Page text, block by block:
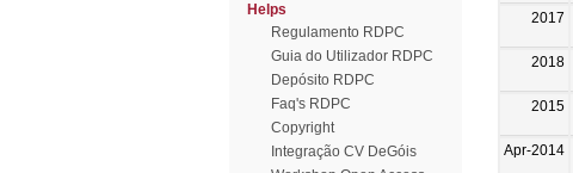
Helps
Regulamento RDPC
Guia do Utilizador RDPC
Depósito RDPC
Faq's RDPC
Copyright
Integração CV DeGóis
2017
2018
2015
Apr-2014